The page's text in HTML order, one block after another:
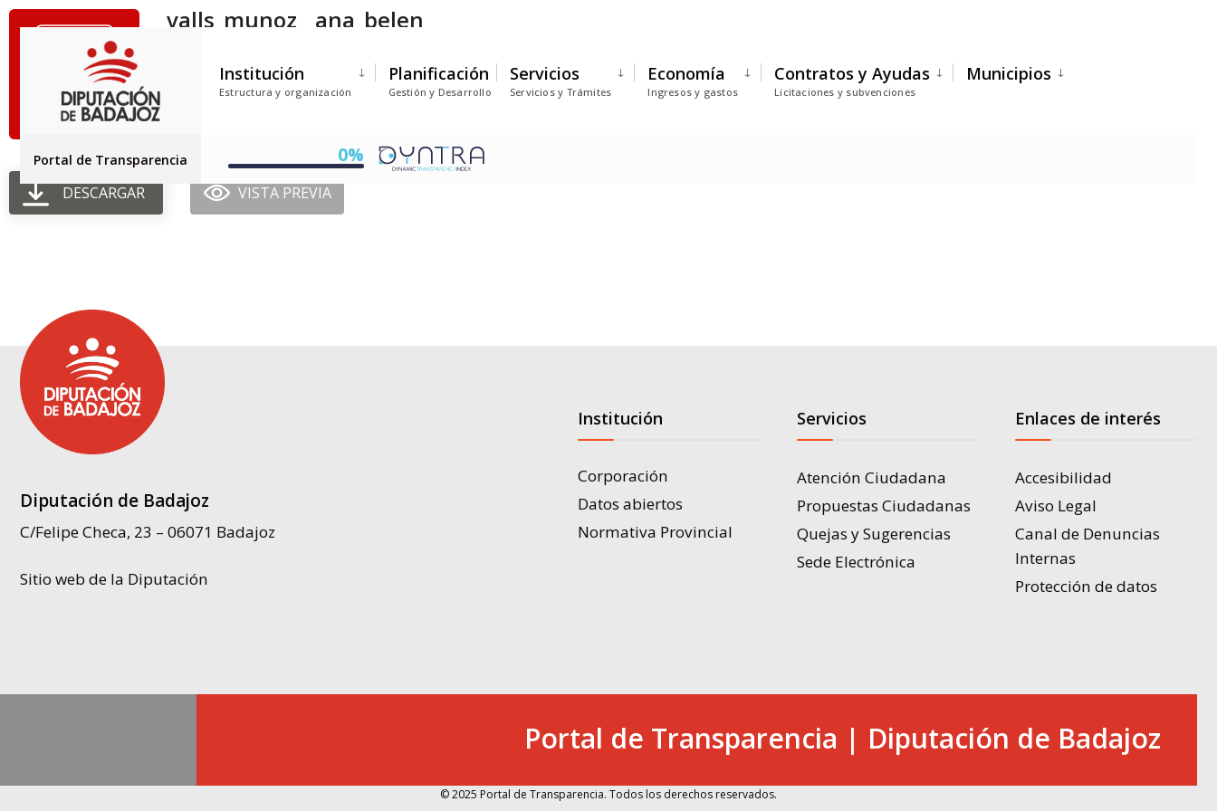
Institución
Estructura y organización
Planificación
Gestión y Desarrollo
Servicios
Servicios y Trámites
Economía
Ingresos y gastos
Contratos y Ayudas
Licitaciones y subvenciones
Municipios
Portal de Transparencia 0%
valls_munoz__ana_belen
Creado: 09-07-2025
Actualizado: 09-07-2025
DESCARGAR VISTA PREVIA
Diputación de Badajoz
C/Felipe Checa, 23 – 06071 Badajoz
Sitio web de la Diputación
Institución
Corporación
Datos abiertos
Normativa Provincial
Servicios
Atención Ciudadana
Propuestas Ciudadanas
Quejas y Sugerencias
Sede Electrónica
Enlaces de interés
Accesibilidad
Aviso Legal
Canal de Denuncias
Internas
Protección de datos
Portal de Transparencia | Diputación de Badajoz
© 2025 Portal de Transparencia. Todos los derechos reservados.